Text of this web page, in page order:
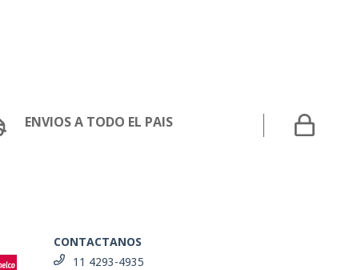
ENVIOS A TODO EL PAIS
CONTACTANOS
11 4293-4935